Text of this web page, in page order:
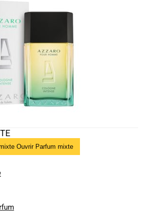
Ouvrir Parfum mixte